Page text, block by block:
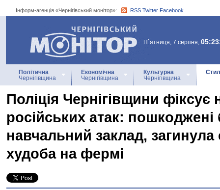
Інформ-агенція «Чернігівський монітор»: RSS Twitter Facebook
Інформ-агенція
«Чернігівський монітор»
П`ятниця, 7 серпня,
Політична
Чернігівщина
Економічна
Чернігівщина
Культурна
Чернігівщина
Поліція Чернігівщини фіксує
російських атак: пошкоджені
навчальний заклад, загинула
худоба на фермі